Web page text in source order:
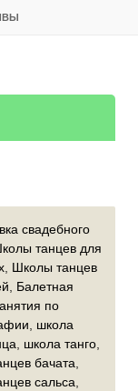
свадебного
танцев для
Школы танцев
Балетная
по
школа
школа танго
бачата
сальса